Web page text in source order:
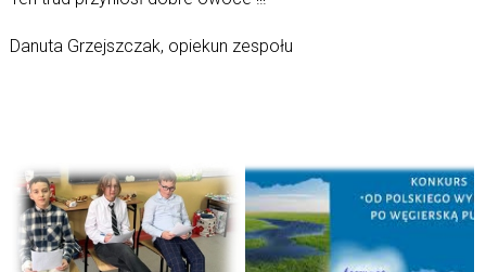
Danuta Grzejszczak, opiekun zespołu